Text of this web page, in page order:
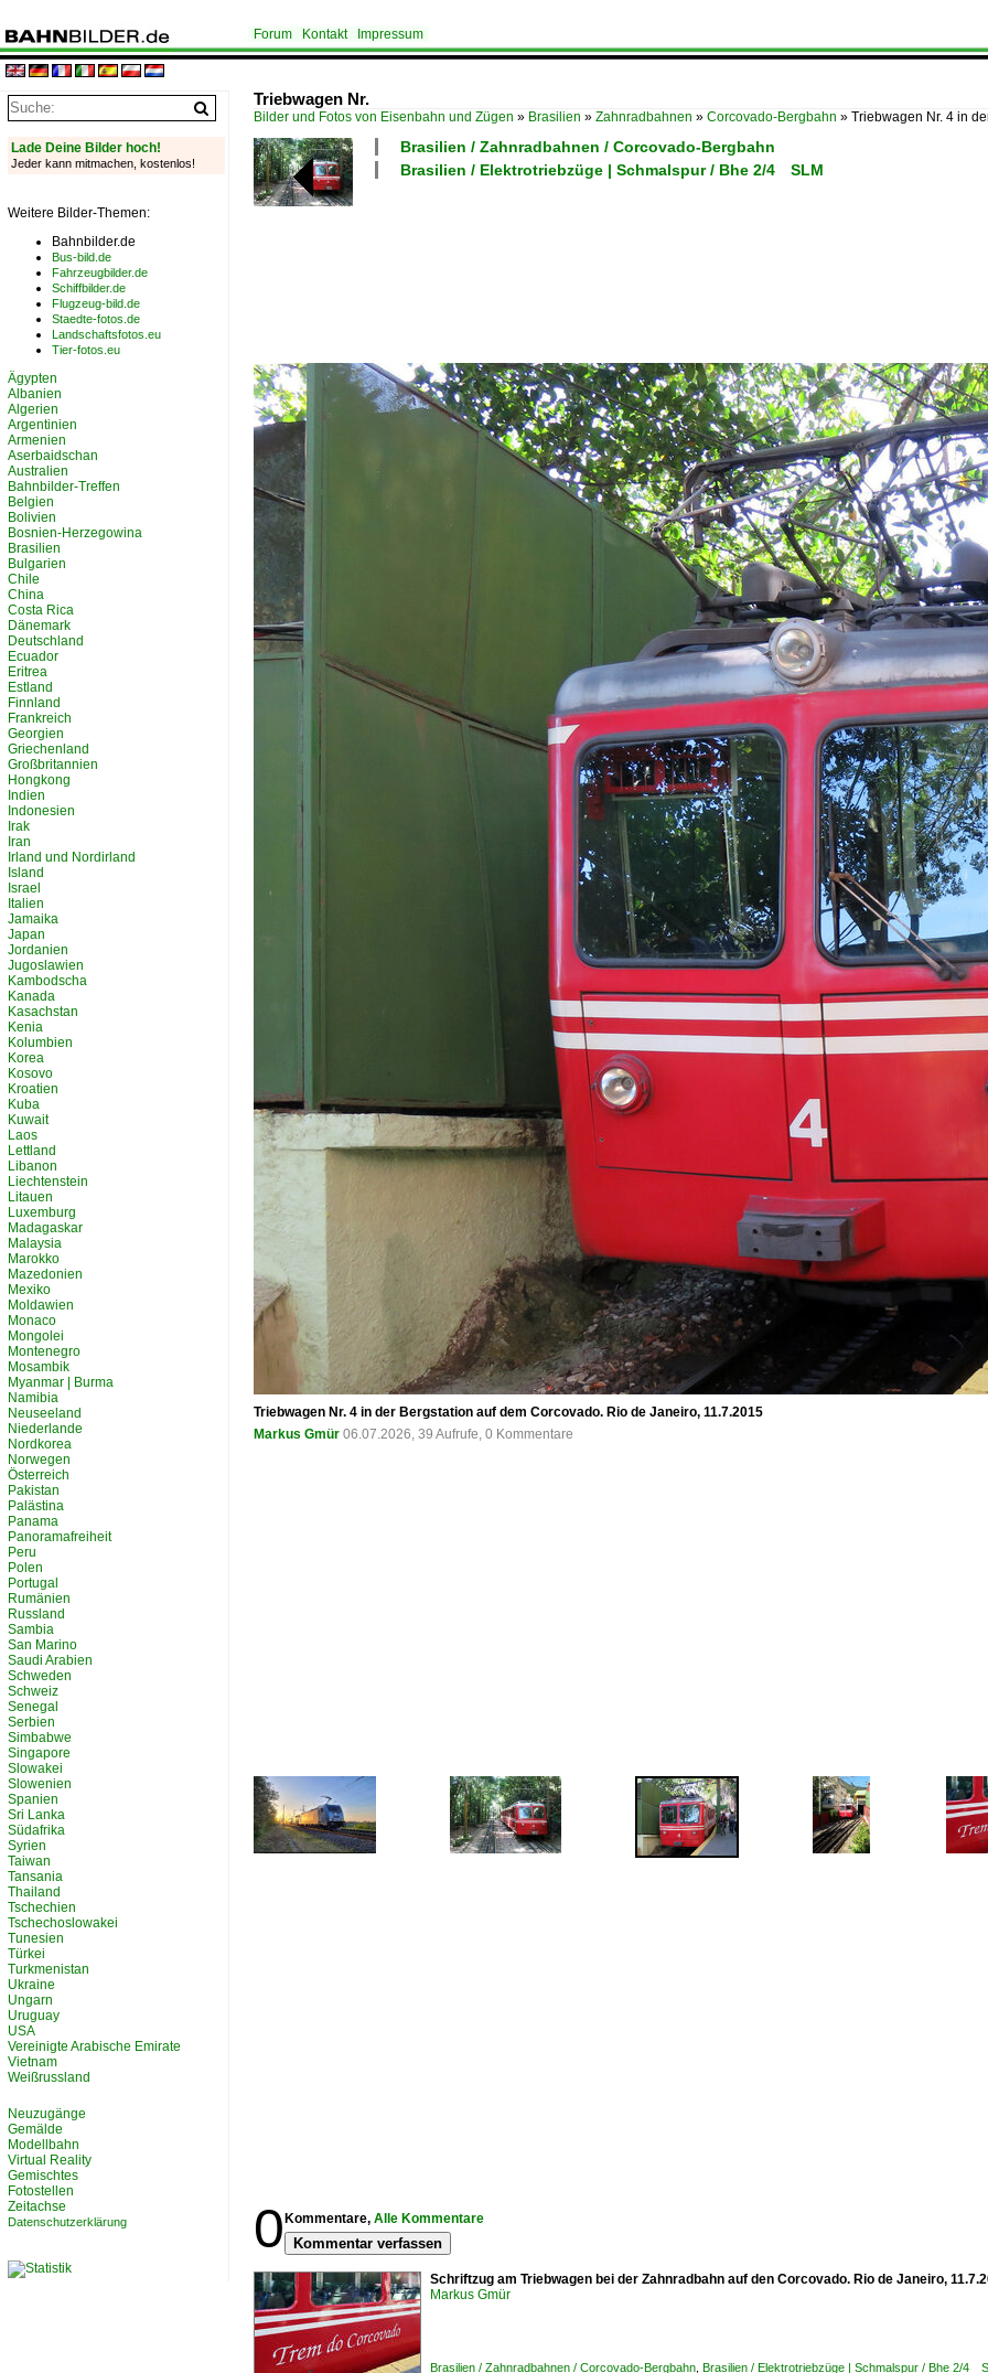
Forum Kontakt Impressum
Triebwagen Nr.
Bilder und Fotos von Eisenbahn und Zügen » Brasilien » Zahnradbahnen » Corcovado-Bergbahn » Triebwagen Nr. 4 in
Brasilien / Zahnradbahnen / Corcovado-Bergbahn
Brasilien / Elektrotriebzüge | Schmalspur / Bhe 2/4 SLM
Triebwagen Nr. 4 in der Bergstation auf dem Corcovado. Rio de Janeiro, 11.7.2015
Markus Gmür 06.07.2026, 39 Aufrufe, 0 Kommentare
0 Kommentare, Alle Kommentare
Kommentar verfassen
Schriftzug am Triebwagen bei der Zahnradbahn auf den Corcovado. Rio de Janeiro,
Markus Gmür
Brasilien / Zahnradbahnen / Corcovado-Bergbahn Brasilien / Elektrotriebzüge | Schmalspur / Bhe 2/4
Lade Deine Bilder hoch!
Jeder kann mitmachen, kostenlos!
Weitere Bilder-Themen:
Bahnbilder.de
Bus-bild.de
Fahrzeugbilder.de
Schiffbilder.de
Flugzeug-bild.de
Staedte-fotos.de
Landschaftsfotos.eu
Tier-fotos.eu
Ägypten
Albanien
Algerien
Argentinien
Armenien
Aserbaidschan
Australien
Bahnbilder-Treffen
Belgien
Bolivien
Bosnien-Herzegowina
Brasilien
Bulgarien
Chile
China
Costa Rica
Dänemark
Deutschland
Ecuador
Eritrea
Estland
Finnland
Frankreich
Georgien
Griechenland
Großbritannien
Hongkong
Indien
Indonesien
Irak
Iran
Irland und Nordirland
Island
Israel
Italien
Jamaika
Japan
Jordanien
Jugoslawien
Kambodscha
Kanada
Kasachstan
Kenia
Kolumbien
Korea
Kosovo
Kroatien
Kuba
Kuwait
Laos
Lettland
Libanon
Liechtenstein
Litauen
Luxemburg
Madagaskar
Malaysia
Marokko
Mazedonien
Mexiko
Moldawien
Monaco
Mongolei
Montenegro
Mosambik
Myanmar | Burma
Namibia
Neuseeland
Niederlande
Nordkorea
Norwegen
Österreich
Pakistan
Palästina
Panama
Panoramafreiheit
Peru
Polen
Portugal
Rumänien
Russland
Sambia
San Marino
Saudi Arabien
Schweden
Schweiz
Senegal
Serbien
Simbabwe
Singapore
Slowakei
Slowenien
Spanien
Sri Lanka
Südafrika
Syrien
Taiwan
Tansania
Thailand
Tschechien
Tschechoslowakei
Tunesien
Türkei
Turkmenistan
Ukraine
Ungarn
Uruguay
USA
Vereinigte Arabische Emirate
Vietnam
Weißrussland
Neuzugänge
Gemälde
Modellbahn
Virtual Reality
Gemischtes
Fotostellen
Zeitachse
Datenschutzerklärung